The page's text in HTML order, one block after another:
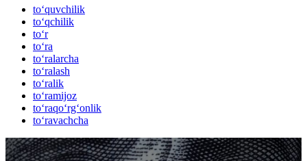
to‘quvchilik
to‘qchilik
to‘r
to‘ra
to‘ralarcha
to‘ralash
to‘ralik
to‘ramijoz
to‘raqo‘rg‘onlik
to‘ravachcha